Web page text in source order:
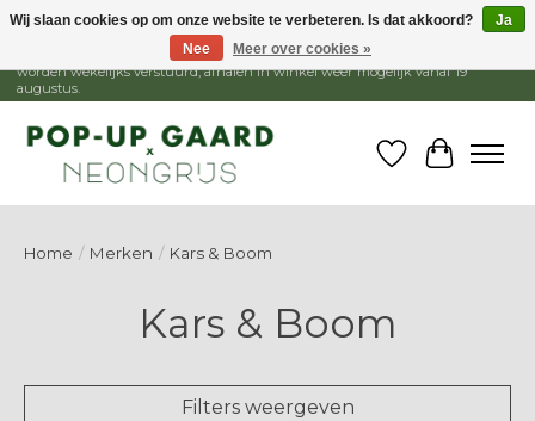
1 - 15 augustus is de winkel gesloten, webshop blijft open. Bestellingen
worden wekelijks verstuurd, afhalen in winkel weer mogelijk vanaf 19
augustus.
Verlanglijst
Home / Merken / Kars & Boom
Kars & Boom
Filters weergeven
Wij slaan cookies op om onze website te verbeteren. Is dat akkoord?
Ja
Nee
Meer over cookies »